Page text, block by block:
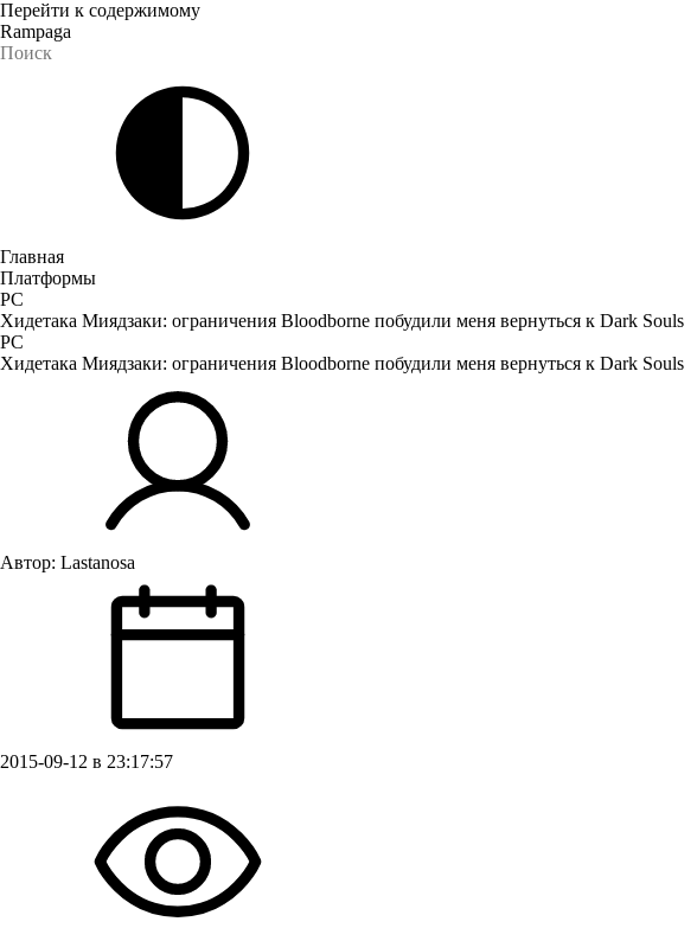
Перейти к содержимому
Rampaga
Главная
Платформы
PC
Хидетака Миядзаки: ограничения Bloodborne побудили меня вернуться к Dark Souls
PC
Хидетака Миядзаки: ограничения Bloodborne побудили меня вернуться к Dark Souls
Автор: Lastanosa
2015-09-12 в 23:17:57